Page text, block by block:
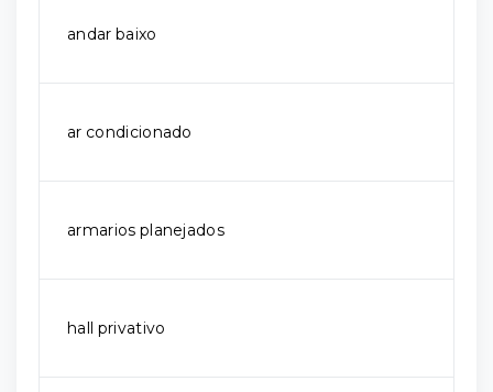
andar baixo
ar condicionado
armarios planejados
hall privativo